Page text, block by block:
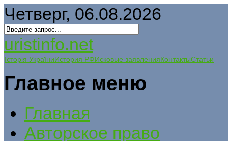
Четверг, 06.08.2026
uristinfo.net
Історія УкраїниИстория РФИсковые заявленияКонтактыСтатьи
Главное меню
Главная
Авторское право